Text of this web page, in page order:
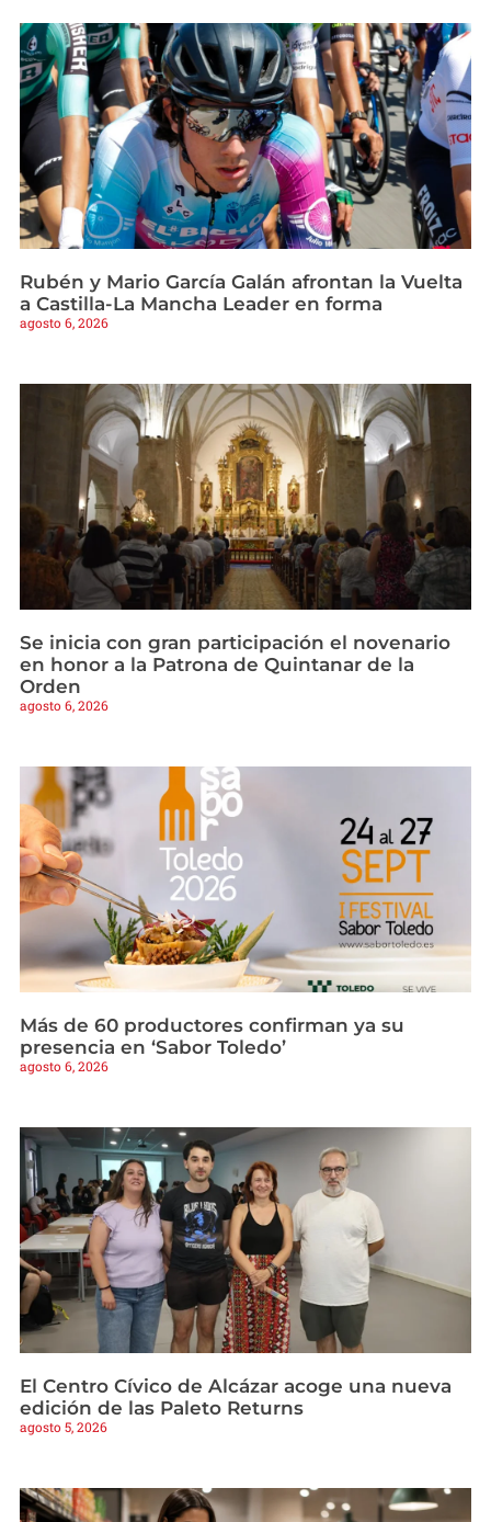
Rubén y Mario García Galán afrontan la Vuelta
a Castilla-La Mancha Leader en forma
agosto 6, 2026
Se inicia con gran participación el novenario
en honor a la Patrona de Quintanar de la
Orden
agosto 6, 2026
Más de 60 productores confirman ya su
presencia en ‘Sabor Toledo’
agosto 6, 2026
El Centro Cívico de Alcázar acoge una nueva
edición de las Paleto Returns
agosto 5, 2026